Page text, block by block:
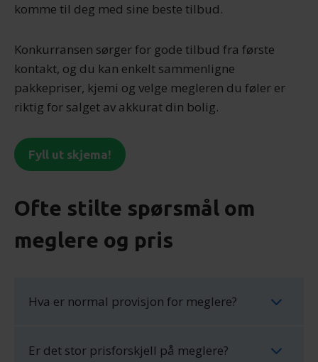
komme til deg med sine beste tilbud.
Konkurransen sørger for gode tilbud fra første
kontakt, og du kan enkelt sammenligne
pakkepriser, kjemi og velge megleren du føler er
riktig for salget av akkurat din bolig.
Fyll ut skjema!
Ofte stilte spørsmål om
meglere og pris
Hva er normal provisjon for meglere?
Er det stor prisforskjell på meglere?